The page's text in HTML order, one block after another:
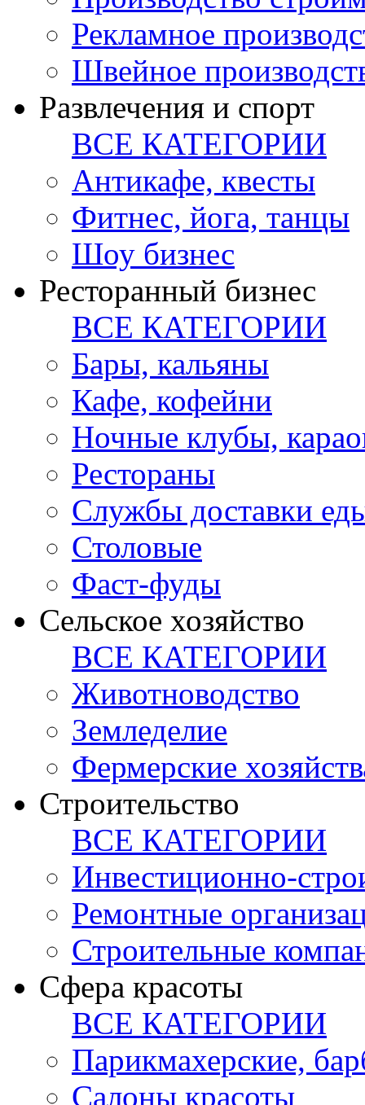
Рекламное
Швейное
Развлечения и спорт
ВСЕ КАТЕГОРИИ
Антикафе, квесты
Фитнес, йога, танцы
Шоу бизнес
Ресторанный бизнес
ВСЕ КАТЕГОРИИ
Бары, кальяны
Кафе, кофейни
Ночные клубы,
Рестораны
Службы доставки
Столовые
Фаст-фуды
Сельское хозяйство
ВСЕ КАТЕГОРИИ
Животноводство
Земледелие
Фермерские
Строительство
ВСЕ КАТЕГОРИИ
Инвестиционно-
Ремонтные
Строительные
Сфера красоты
ВСЕ КАТЕГОРИИ
Парикмахерские,
Салоны красоты